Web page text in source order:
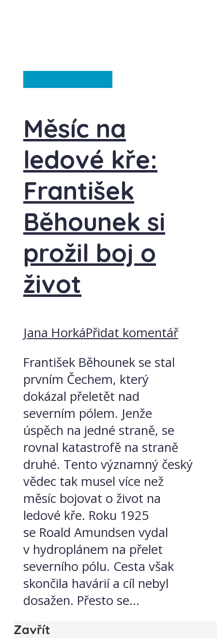
Měsíc na
ledové kře:
František
Běhounek si
prožil boj o
život
Jana HorkáPřidat komentář
František Běhounek se stal
prvním Čechem, který
dokázal přeletět nad
severním pólem. Jenže
úspěch na jedné straně, se
rovnal katastrofě na straně
druhé. Tento významný český
vědec tak musel více než
měsíc bojovat o život na
ledové kře. Roku 1925
se Roald Amundsen vydal
v hydroplánem na přelet
severního pólu. Cesta však
skončila havárií a cíl nebyl
dosažen. Přesto se...
Zavřít